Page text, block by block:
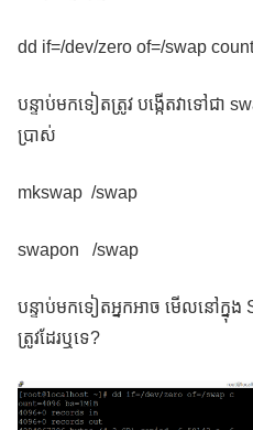
dd if=/dev/zero of=/swap
បន្ទាប់មកទៀតត្រូវ បង្កើតវាទៅជា
ប្រាស់
mkswap /swap
swapon /swap
បន្ទាប់មកទៀតអ្នកអាច មើលនៅក្នុង
ត្រូវដែរឬទេ?